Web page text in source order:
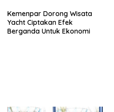
Kemenpar Dorong Wisata
Yacht Ciptakan Efek
Berganda Untuk Ekonomi